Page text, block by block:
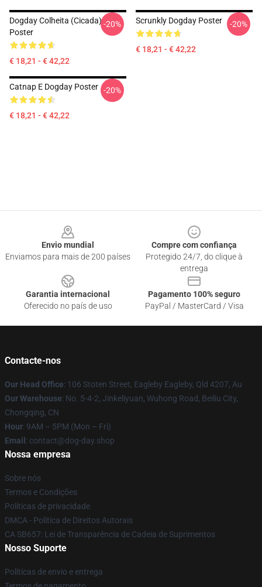
Dogday Colheita (Cicada)
Poster
€ 18,21 - € 42,22
-20% Scrunkly Dogday Poster
€ 18,21 - € 42,22
-20%
Catnap E Dogday Poster
€ 18,21 - € 42,22
-20%
Envio mundial
Enviamos para mais de 200 países
Compre com confiança
Protegido 24/7, do clique à
entrega
Garantia internacional
Oferecido no país de uso
Pagamento 100% seguro
PayPal / MasterCard / Visa
Contacte-nos
Our Head Office: 106 Stoten Street, Eagleby Eagleby, Qld 4207, Au
Our Warehouse: No. 5-4-2, Jinkeliyuan, Wuhong Road, Beiliu City,
Chongqing, CN
Hour: 9AM – 5PM (Mon – Fri)
Email : contact@dog-day.shop
Nossa empresa
Sobre nós
Termos e Condições
Políticas de privacidade
DMCA - Política de Direitos Autorais
CA SB657: Lei de Transparência de Cadeia de Suprimentos
Nosso Suporte
Políticas de envio e entrega